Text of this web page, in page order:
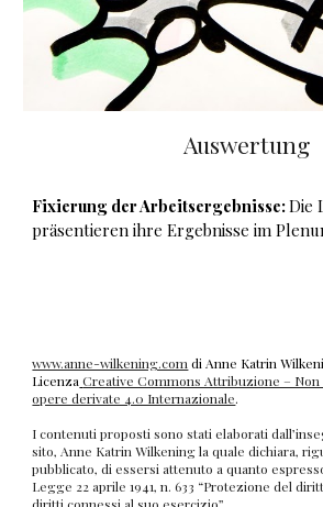
Auswertung
Fixierung der Arbeitsergebnisse:Die
präsentieren ihre Ergebnisse im
www.anne-wilkening.com di Anne Katrin
Licenza Creative Commons Attribuzione –
opere derivate 4.0 Internazionale.
I contenuti proposti sono stati elaborati
sito, Anne Katrin Wilkening la quale dichiara,
pubblicato, di essersi attenuto a quanto
Legge 22 aprile 1941, n. 633 “Protezione del